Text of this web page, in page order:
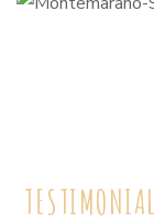
TESTIMONIAL